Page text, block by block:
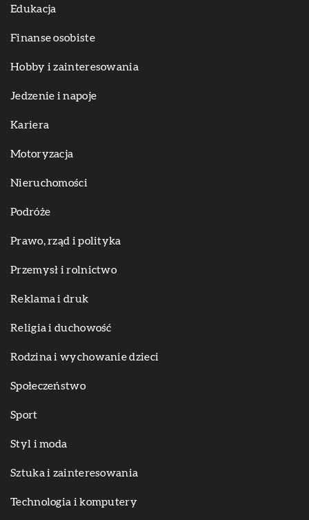
Edukacja
Finanse osobiste
Hobby i zainteresowania
Jedzenie i napoje
Kariera
Motoryzacja
Nieruchomości
Podróże
Prawo, rząd i polityka
Przemysł i rolnictwo
Reklama i druk
Religia i duchowość
Rodzina i wychowanie dzieci
Społeczeństwo
Sport
Styl i moda
Sztuka i zainteresowania
Technologia i komputery